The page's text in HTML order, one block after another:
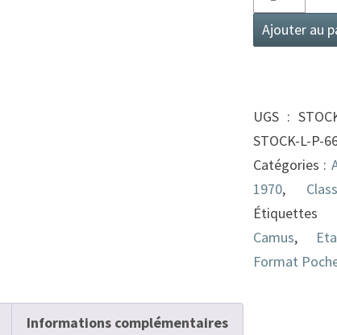
de
La
Ajouter au
UGS :
STOCK-L-P-
Catégories :
1970,
Camus,
Format
Informations complémentaires